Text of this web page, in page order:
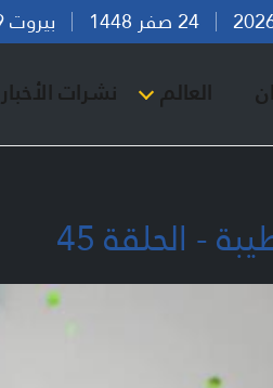
بيروت 14:59
العالم نشرات الأخبار
- الحلقة 45